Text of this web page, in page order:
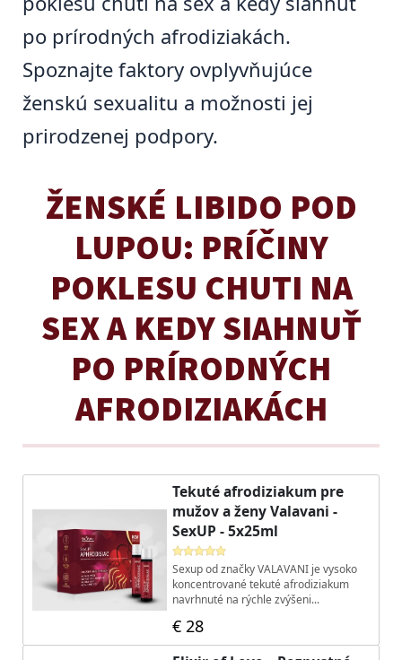
po prírodných afrodiziakách.
Spoznajte faktory ovplyvňujúce
ženskú sexualitu a možnosti jej
prirodzenej podpory.
ŽENSKÉ LIBIDO POD
LUPOU: PRÍČINY
POKLESU CHUTI NA
SEX A KEDY SIAHNUŤ
PO PRÍRODNÝCH
AFRODIZIAKÁCH